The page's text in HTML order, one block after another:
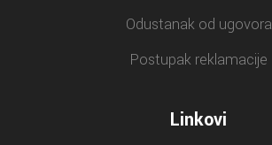
Odustanak od ugovora
Postupak reklamacije
Linkovi